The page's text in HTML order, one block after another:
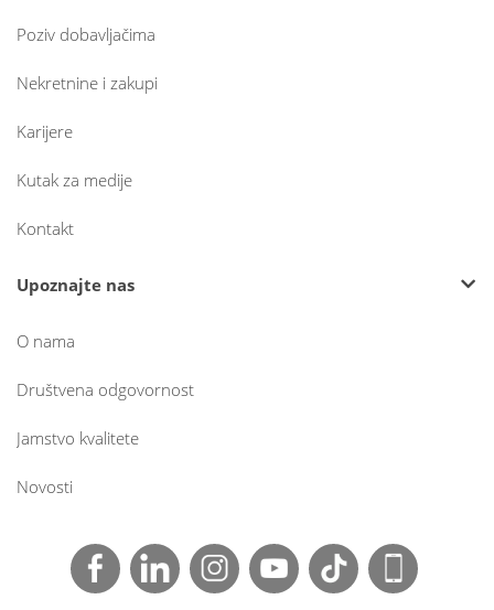
Poziv dobavljačima
Nekretnine i zakupi
Karijere
Kutak za medije
Kontakt
Upoznajte nas
O nama
Društvena odgovornost
Jamstvo kvalitete
Novosti